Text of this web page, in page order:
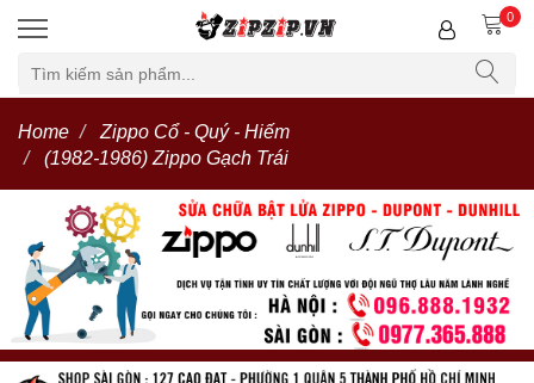
0
Home
Zippo Cổ - Quý - Hiếm
(1982-1986) Zippo Gạch Trái